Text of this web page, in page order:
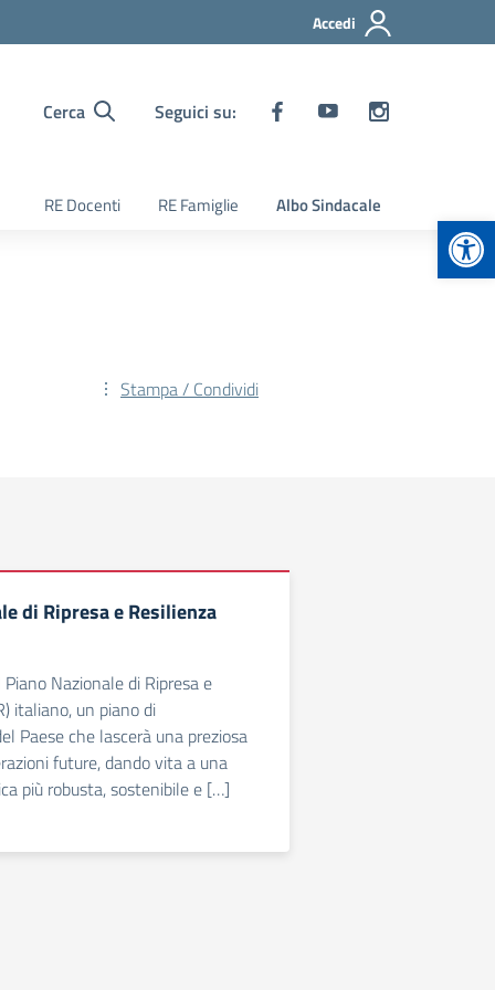
Accedi
Cerca Seguici su:
RE Docenti RE Famiglie Albo Sindacale
Stampa / Condividi
di Ripresa e Resilienza
Nazionale di Ripresa e
italiano, un piano di
Paese che lascerà una preziosa
future, dando vita a una
più robusta, sostenibile e […]